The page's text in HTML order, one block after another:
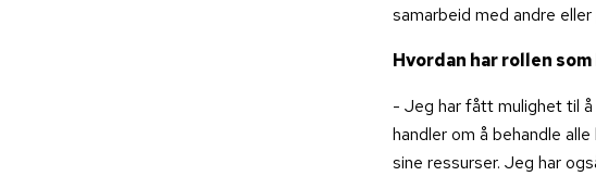
samarbeid med andre eller
Hvordan har rollen
- Jeg har fått mulighet til
handler om å behandle
sine ressurser. Jeg har